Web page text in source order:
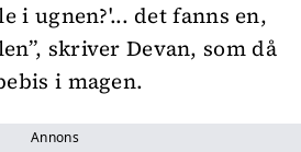
i ugnen?'... det fanns en,
skriver Devan, som då
i magen.
Annons